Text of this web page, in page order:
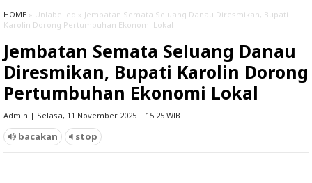
HOME » Unlabelled » Jembatan Semata Seluang Danau Diresmikan, Bupati
Karolin Dorong Pertumbuhan Ekonomi Lokal
Jembatan Semata Seluang Danau
Diresmikan, Bupati Karolin Dorong
Pertumbuhan Ekonomi Lokal
Admin | Selasa, 11 November 2025 | 15.25 WIB
bacakan stop